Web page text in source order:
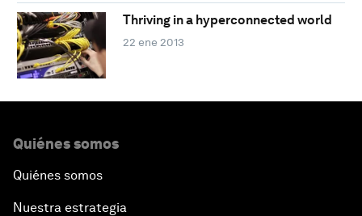
Thriving in a hyperconnected world
22 ene 2013
Quiénes somos
Quiénes somos
Nuestra estrategia